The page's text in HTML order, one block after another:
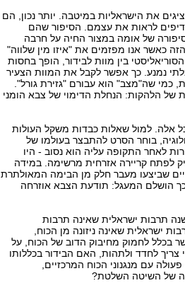
את הישראליות במיטבה. יותר נכון, הם
לראות את עצמם. הסיפור שהם
של אומה במצור החיה על חרבה
כאשר אנו מפזמים את "איזו מין שלווה"
בין מוות לבידור, הופך בחסות
נמנע. כך אפשר לקבל את המוות הצעיר
כמי שה"מצב" הוא עבורם "גזירת גורל".
של הלהקות: הנחלת הדימוי של צבא הומני
מתעסק בכל אלה. למול שאלות כבדות משקל העולות
בוחר הסרט להתבצר בעולמו של
לאחר התקופה עליה הוא נסוב - היו
לפתח קריירה אזרחית מרשימה. במידה
שביצעו מעבר חלק מן הבימה המאולתרת
הושלם המעגל: תודעת הצבא אוזרחה
תרבות ישראלית שאינה תרבות
ישראלית שאינה ניזונה מן הכוח,
בכלל לחמוק מחיבוק הדוב של הכוח, על
צריך לחדד ולתהות, האם הבידור בכללותו
עם מנגנוני הכוח המרכזיים,
של השיטה השלטת?